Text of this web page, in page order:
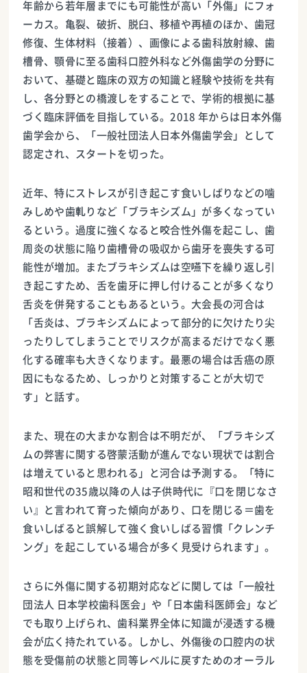
年齢から若年層までにも可能性が高い「外傷」にフォ
ーカス。亀裂、破折、脱臼、移植や再植のほか、歯冠
修復、生体材料（接着）、画像による歯科放射線、歯
槽骨、顎骨に至る歯科口腔外科など外傷歯学の分野に
おいて、基礎と臨床の双方の知識と経験や技術を共有
し、各分野との橋渡しをすることで、学術的根拠に基
づく臨床評価を目指している。2018 年からは日本外傷
歯学会から、「一般社団法人日本外傷歯学会」として
認定され、スタートを切った。
近年、特にストレスが引き起こす食いしばりなどの噛
みしめや歯軋りなど「ブラキシズム」が多くなってい
るという。過度に強くなると咬合性外傷を起こし、歯
周炎の状態に陥り歯槽骨の吸収から歯牙を喪失する可
能性が増加。またブラキシズムは空嚥下を繰り返し引
き起こすため、舌を歯牙に押し付けることが多くなり
舌炎を併発することもあるという。大会長の河合は
「舌炎は、ブラキシズムによって部分的に欠けたり尖
ったりしてしまうことでリスクが高まるだけでなく悪
化する確率も大きくなります。最悪の場合は舌癌の原
因にもなるため、しっかりと対策することが大切で
す」と話す。
また、現在の大まかな割合は不明だが、「ブラキシズ
ムの弊害に関する啓蒙活動が進んでない現状では割合
は増えていると思われる」と河合は予測する。「特に
昭和世代の35歳以降の人は子供時代に『口を閉じなさ
い』と言われて育った傾向があり、口を閉じる＝歯を
食いしばると誤解して強く食いしばる習慣「クレンチ
ング」を起こしている場合が多く見受けられます」。
さらに外傷に関する初期対応などに関しては「一般社
団法人 日本学校歯科医会」や「日本歯科医師会」など
でも取り上げられ、歯科業界全体に知識が浸透する機
会が広く持たれている。しかし、外傷後の口腔内の状
態を受傷前の状態と同等レベルに戻すためのオーラル